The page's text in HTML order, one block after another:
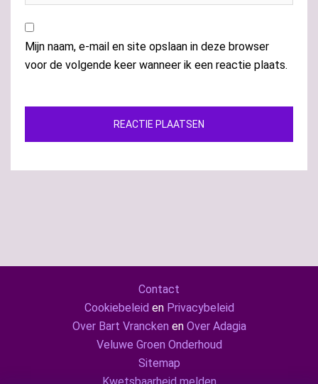
Mijn naam, e-mail en site opslaan in deze browser
voor de volgende keer wanneer ik een reactie plaats.
Contact
Cookiebeleid en Privacybeleid
Over Bart Vrancken en Over Adagia
Veluwe Groen Onderhoud
Sitemap